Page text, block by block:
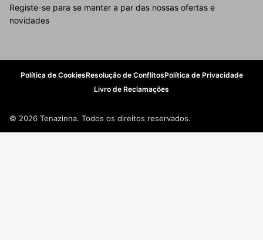
Registe-se para se manter a par das nossas ofertas e
novidades
Política de CookiesResolução de ConflitosPolítica de Privacidade
Livro de Reclamações
© 2026 Tenazinha. Todos os direitos reservados.